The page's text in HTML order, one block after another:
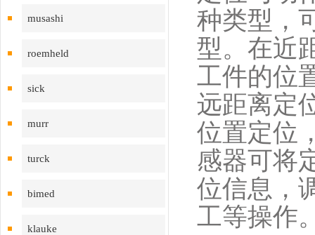
musashi
roemheld
sick
murr
turck
bimed
klauke
种类型，
型。在近
工件的位
远距离定
位置定位
感器可将
位信息，
工等操作